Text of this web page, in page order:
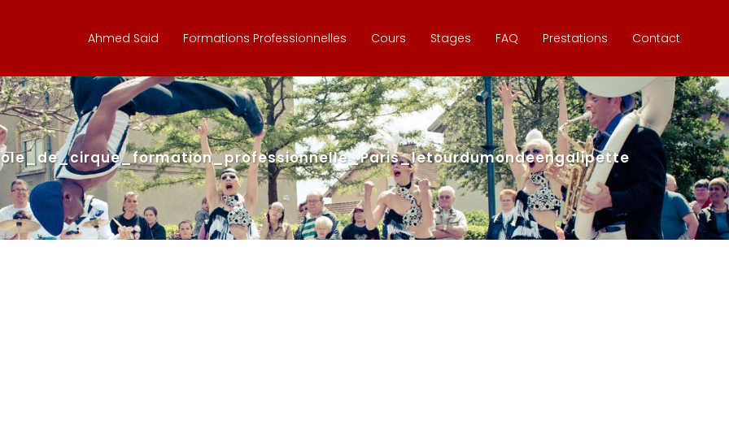
Ahmed Said Formations Professionnelles Cours Stages FAQ Prestations Contact